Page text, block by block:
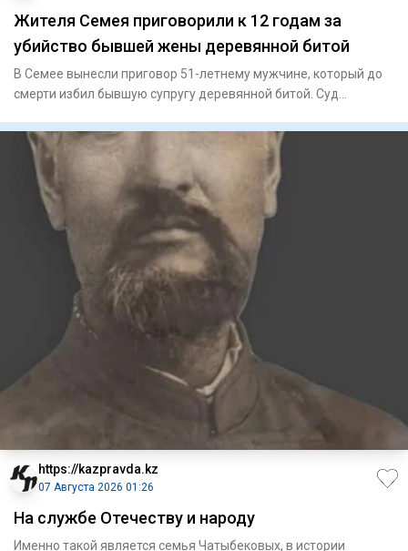
Жителя Семея приговорили к 12 годам за
убийство бывшей жены деревянной битой
В Семее вынесли приговор 51-летнему мужчине, который до
смерти избил бывшую супругу деревянной битой. Суд
https://kazpravda.kz
07 Августа 2026 01:26
На службе Отечеству и народу
Именно такой является семья Чатыбековых, в истории